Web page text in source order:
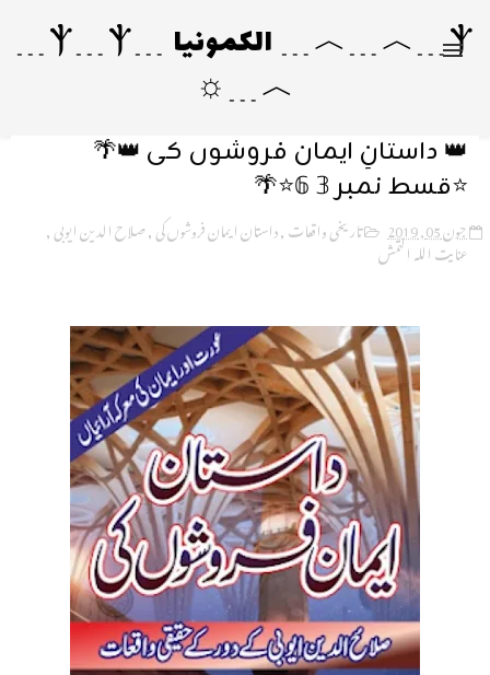
Ⲯ﹍︿﹍︿﹍ الکمونیا ﹍Ⲯ﹍Ⲯ﹍
︿﹍☼
👑 داستانِ ایمان فروشوں کی 👑🌴
⭐قسط نمبر 𝟛 𝟞⭐🌴
جون 05, 2019 تاریخی واقعات,داستان ایمان فروشوں کی,صلاح الدین ایوبی,
عنایت اللہ التمش